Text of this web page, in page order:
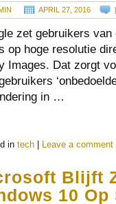
APRIL 27, 2016
zet gebruikers
op hoge resolutie
Images. Dat zorgt
in …
in tech Leave a comment
Blijft
10